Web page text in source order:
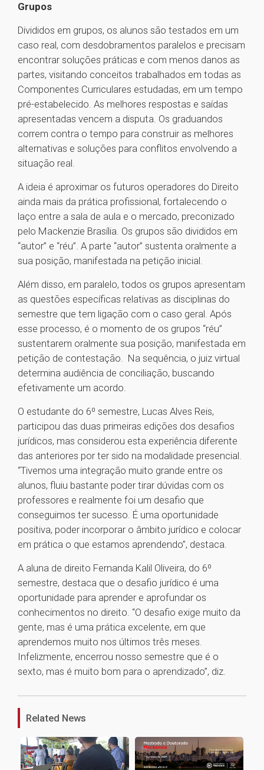
Grupos
Divididos em grupos, os alunos são testados em um
caso real, com desdobramentos paralelos e precisam
encontrar soluções práticas e com menos danos as
partes, visitando conceitos trabalhados em todas as
Componentes Curriculares estudadas, em um tempo
pré-estabelecido. As melhores respostas e saídas
apresentadas vencem a disputa. Os graduandos
correm contra o tempo para construir as melhores
alternativas e soluções para conflitos envolvendo a
situação real.
A ideia é aproximar os futuros operadores do Direito
ainda mais da prática profissional, fortalecendo o
laço entre a sala de aula e o mercado, preconizado
pelo Mackenzie Brasília. Os grupos são divididos em
“autor” e “réu”. A parte “autor” sustenta oralmente a
sua posição, manifestada na petição inicial.
Além disso, em paralelo, todos os grupos apresentam
as questões específicas relativas as disciplinas do
semestre que tem ligação com o caso geral. Após
esse processo, é o momento de os grupos “réu”
sustentarem oralmente sua posição, manifestada em
petição de contestação. Na sequência, o juiz virtual
determina audiência de conciliação, buscando
efetivamente um acordo.
O estudante do 6º semestre, Lucas Alves Reis,
participou das duas primeiras edições dos desafios
jurídicos, mas considerou esta experiência diferente
das anteriores por ter sido na modalidade presencial.
“Tivemos uma integração muito grande entre os
alunos, fluiu bastante poder tirar dúvidas com os
professores e realmente foi um desafio que
conseguimos ter sucesso. É uma oportunidade
positiva, poder incorporar o âmbito jurídico e colocar
em prática o que estamos aprendendo’’, destaca.
A aluna de direito Fernanda Kalil Oliveira, do 6º
semestre, destaca que o desafio jurídico é uma
oportunidade para aprender e aprofundar os
conhecimentos no direito. “O desafio exige muito da
gente, mas é uma prática excelente, em que
aprendemos muito nos últimos três meses.
Infelizmente, encerrou nosso semestre que é o
sexto, mas é muito bom para o aprendizado’’, diz.
1
Related News